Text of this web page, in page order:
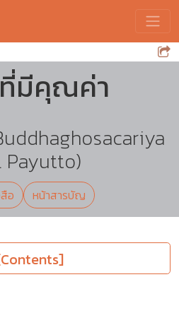
มีคุณค่า
Payutto)
อ หน้าสารบัญ